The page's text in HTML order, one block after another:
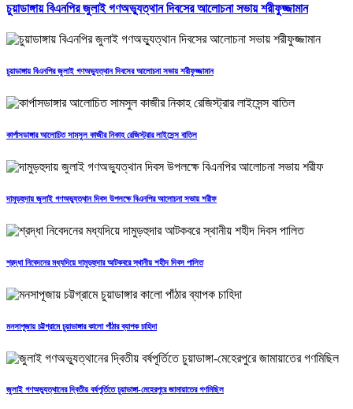
চুয়াডাঙ্গায় বিএনপির জুলাই গণঅভ্যুত্থান দিবসের আলোচনা সভায় শরীফুজ্জামান
চুয়াডাঙ্গায় বিএনপির জুলাই গণঅভ্যুত্থান দিবসের আলোচনা সভায় শরীফুজ্জামান
কার্পাসডাঙ্গার আলোচিত সামসুল কাজীর নিকাহ রেজিস্ট্রার লাইসেন্স বাতিল
দামুড়হুদায় জুলাই গণঅভ্যুত্থান দিবস উপলক্ষে বিএনপির আলোচনা সভায় শরীফ
শ্রদ্ধা নিবেদনের মধ্যদিয়ে দামুড়হুদার আটকবরে স্থানীয় শহীদ দিবস পালিত
মনসাপূজায় চট্টগ্রামে চুয়াডাঙ্গার কালো পাঁঠার ব্যাপক চাহিদা
জুলাই গণঅভ্যুত্থানের দ্বিতীয় বর্ষপূর্তিতে চুয়াডাঙ্গা-মেহেরপুরে জামায়াতের গণমিছিল